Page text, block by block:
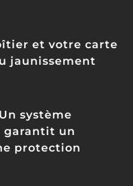
et votre carte
jaunissement
Un système
garantit un
protection